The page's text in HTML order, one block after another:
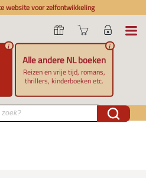
website voor zelfontwikkeling
i
Alle andere NL boeken
Reizen en vrije tijd, romans,
thrillers, kinderboeken etc.
i